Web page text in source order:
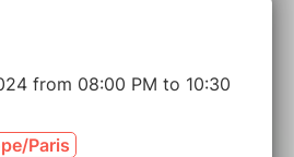
from 08:00 PM to 10:30
Paris